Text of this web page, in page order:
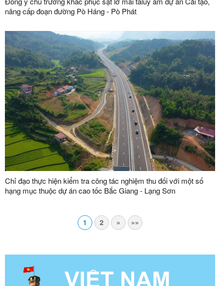
nâng cấp đoạn đường Pò Háng - Pò Phát
Chỉ đạo thực hiện kiểm tra công tác nghiệm thu đối với một số
hạng mục thuộc dự án cao tốc Bắc Giang - Lạng Sơn
1 2 » »»